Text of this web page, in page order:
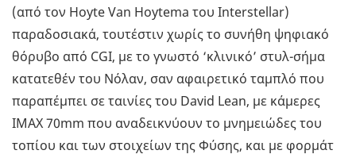
(από τον Hoyte Van Hoytema του Interstellar)
παραδοσιακά, τουτέστιν χωρίς το συνήθη ψηφιακό
θόρυβο από CGI, με το γνωστό ‘κλινικό’ στυλ-σήμα
κατατεθέν του Νόλαν, σαν αφαιρετικό ταμπλό που
παραπέμπει σε ταινίες του David Lean, με κάμερες
IMAX 70mm που αναδεικνύουν το μνημειώδες του
τοπίου και των στοιχείων της Φύσης, και με φορμάτ